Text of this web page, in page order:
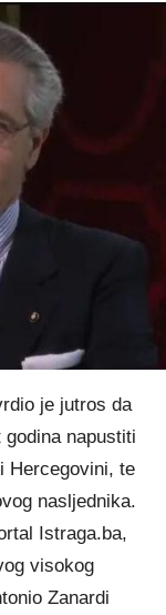
je jutros da
napustiti
Hercegovini, te
nasljednika.
Istraga.ba,
visokog
Zanardi